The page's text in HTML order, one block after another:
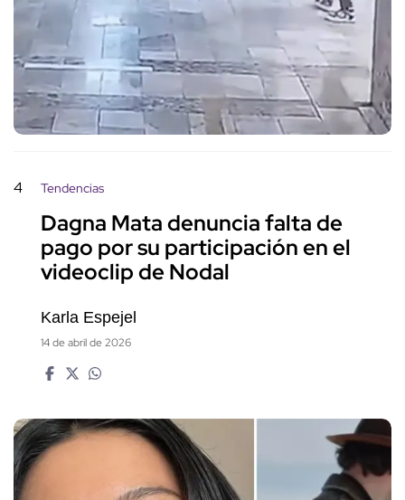
4 Tendencias
Dagna Mata denuncia falta de
pago por su participación en el
videoclip de Nodal
Karla Espejel
14 de abril de 2026